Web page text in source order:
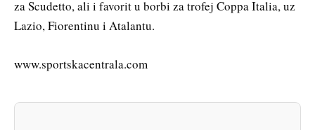
za Scudetto, ali i favorit u borbi za trofej Coppa Italia, uz
Lazio, Fiorentinu i Atalantu.
www.sportskacentrala.com